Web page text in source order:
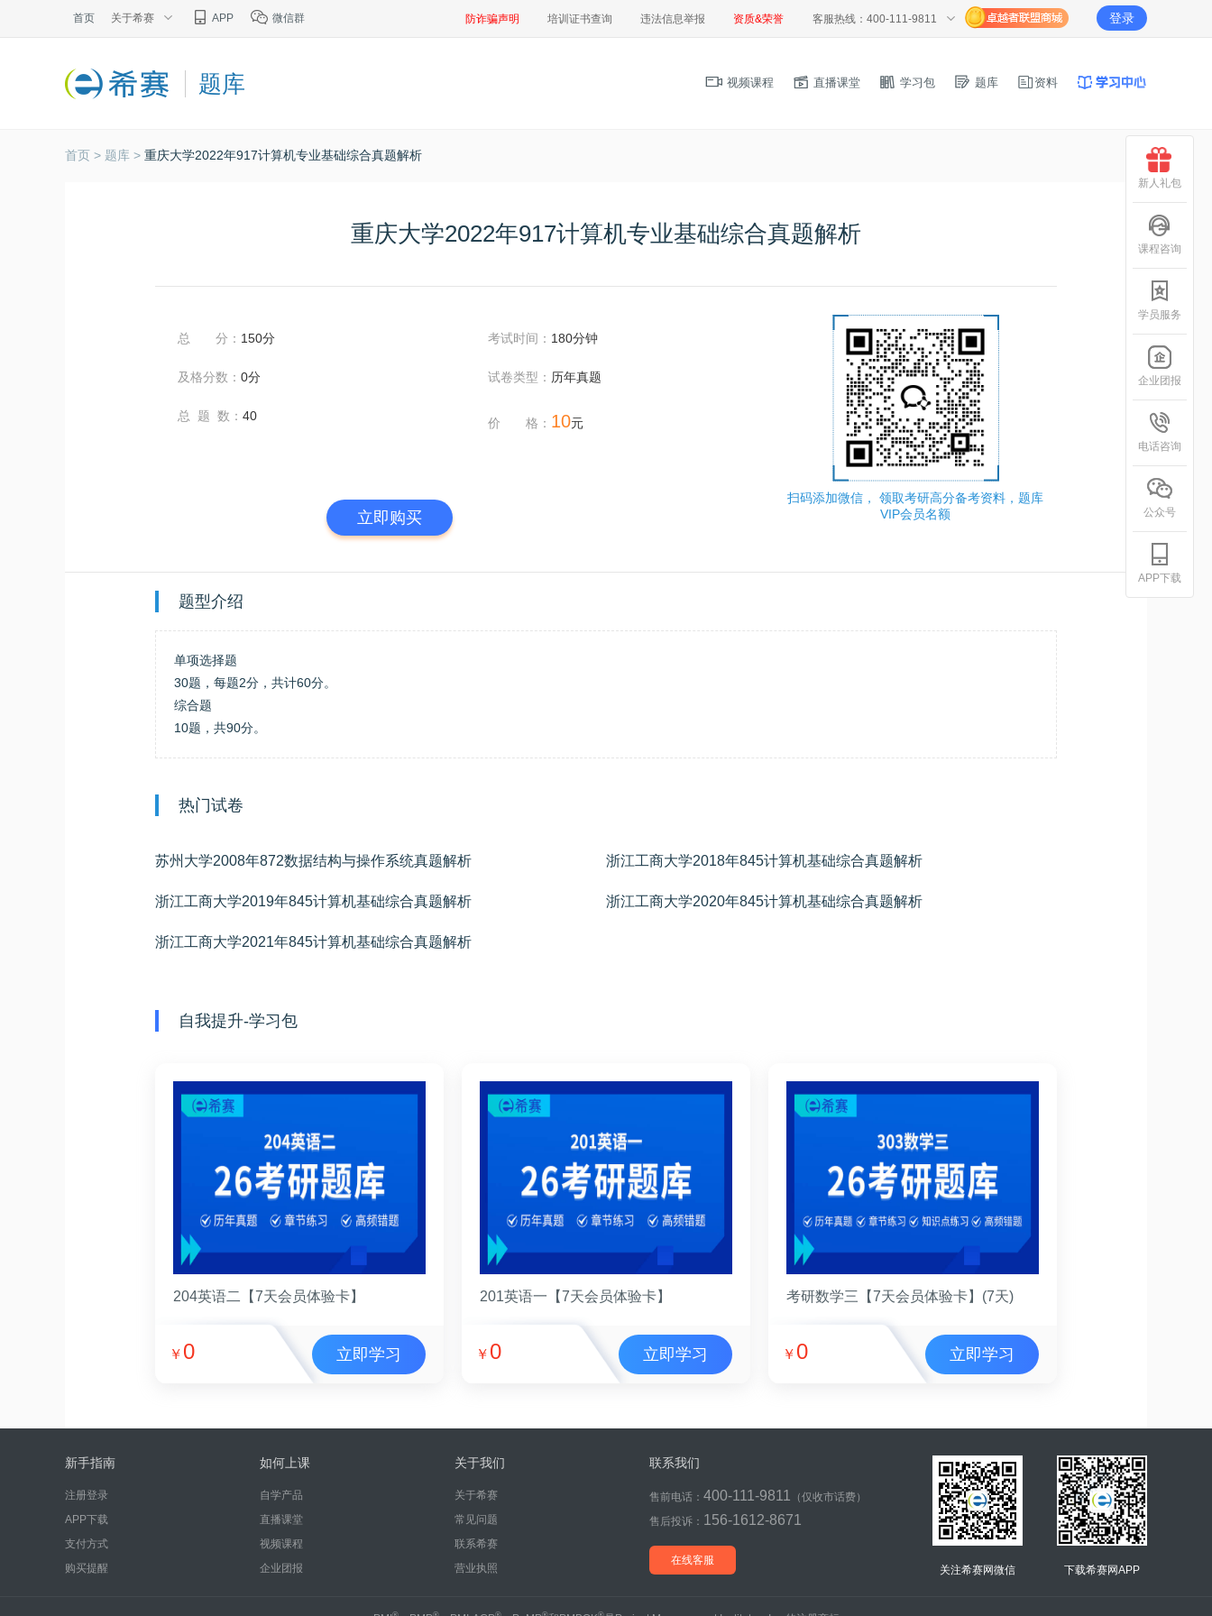
首页 关于希赛 APP 微信群 防诈骗声明 培训证书查询 违法信息举报 资质&荣誉 客服热线：400-111-9811 登录
题库 视频课程 直播课堂 学习包 题库 资料
首页 > 题库 > 重庆大学2022年917计算机专业基础综合真题解析
重庆大学2022年917计算机专业基础综合真题解析
总 分： 150分
及格分数： 0分
总 题 数： 40
考试时间： 180分钟
试卷类型： 历年真题
价 格： 10元
立即购买
扫码添加微信， 领取考研高分备考资料，题库
VIP会员名额
题型介绍
单项选择题
30题，每题2分，共计60分。
综合题
10题，共90分。
热门试卷
苏州大学2008年872数据结构与操作系统真题解析 浙江工商大学2018年845计算机基础综合真题解析
浙江工商大学2019年845计算机基础综合真题解析 浙江工商大学2020年845计算机基础综合真题解析
浙江工商大学2021年845计算机基础综合真题解析
自我提升-学习包
204英语二【7天会员体验卡】
￥ 0 立即学习
201英语一【7天会员体验卡】
￥ 0 立即学习
考研数学三【7天会员体验卡】(7天)
￥ 0 立即学习
新手指南
注册登录
APP下载
支付方式
购买提醒
如何上课
自学产品
直播课堂
视频课程
企业团报
关于我们
关于希赛
常见问题
联系希赛
营业执照
联系我们
售前电话： 400-111-9811
（仅收市话费）
售后投诉： 156-1612-8671
在线客服
关注希赛网微信 下载希赛网APP
新人礼包
课程咨询
学员服务
企业团报
电话咨询
公众号
APP下载